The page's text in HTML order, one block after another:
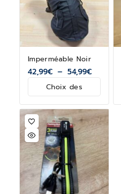
Imperméable Noir
42,99€ – 54,99€
Choix des